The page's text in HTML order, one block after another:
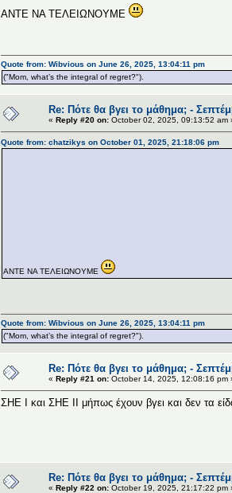
ΑΝΤΕ ΝΑ ΤΕΛΕΙΩΝΟΥΜΕ
Quote from: Wibvious on June 26, 2025, 13:04:11 pm
("Mom, what’s the integral of regret?").
Re: Πότε θα βγει το μάθημα; -
« Reply #20 on: October 02, 2025, 09:13:52 am
Quote from: chatzikys on October 01, 2025, 21:18:06 pm
ΑΝΤΕ ΝΑ ΤΕΛΕΙΩΝΟΥΜΕ
Quote from: Wibvious on June 26, 2025, 13:04:11 pm
("Mom, what’s the integral of regret?").
Re: Πότε θα βγει το μάθημα; -
« Reply #21 on: October 14, 2025, 12:08:16 pm
ΣΗΕ Ι και ΣΗΕ ΙΙ μήπως έχουν βγει και δεν τα
Re: Πότε θα βγει το μάθημα; -
« Reply #22 on: October 19, 2025, 21:17:22 pm